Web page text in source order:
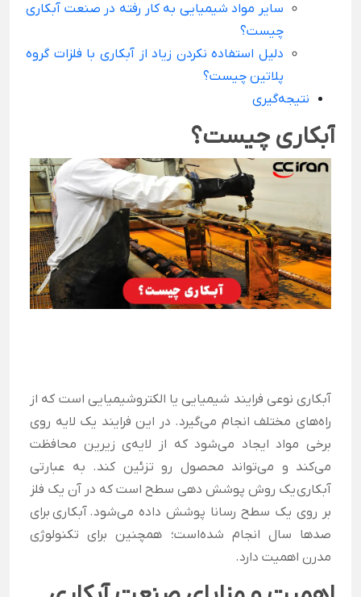
سایر مواد شیمیایی به کار رفته در صنعت آبکاری
چیست؟
دلیل استفاده نکردن زیاد از آبکاری با فلزات گروه
پلاتین چیست؟
نتیجه‌گیری
آبکاری چیست؟
آبکاری نوعی فرایند شیمیایی یا الکتروشیمیایی است که از
راه‌های مختلف انجام می‌گیرد. در این فرایند یک لایه روی
برخی مواد ایجاد می‌شود که از لایه‌ی زیرین محافظت
می‌کند و می‌تواند محصول رو تزئین کند. به عبارتی
آبکاری یک روش پوشش دهی سطح است که در آن یک فلز
بر روی یک سطح رسانا پوشش داده می‌شود. آبکاری برای
صدها سال انجام شده‌است؛ همچنین برای تکنولوژی
مدرن اهمیت دارد.